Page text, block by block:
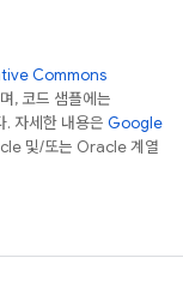
Commons
, 코드 샘플에는
. 자세한 내용은 Google
및/또는 Oracle 계열